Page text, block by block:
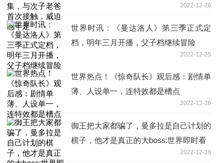
2022-12-26
世界时讯：《曼达洛人》第三季正式定
档，明年三月开播，父子档继续冒险
2022-12-25
世界热点！《惊奇队长》观后感：剧情单
薄、人设单一，连特效都是槽点
2022-12-26
御王把大家都骗了，曼多拉是自己计划的
棋子，他才是真正的大boss:世界即时看
2022-12-26